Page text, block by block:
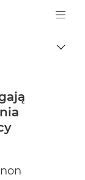
Logo, back